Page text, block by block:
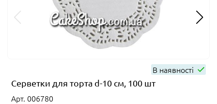
В наявності
Серветки для торта d-10 см, 100 шт
Арт. 006780